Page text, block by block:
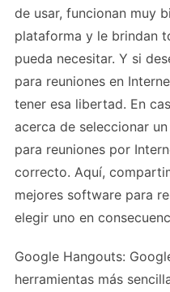
de usar, funcionan muy
plataforma y le brindan
pueda necesitar. Y si
para reuniones en
tener esa libertad. En
acerca de seleccionar
para reuniones por
correcto. Aquí,
mejores software para
elegir uno en
Google Hangouts:
herramientas más